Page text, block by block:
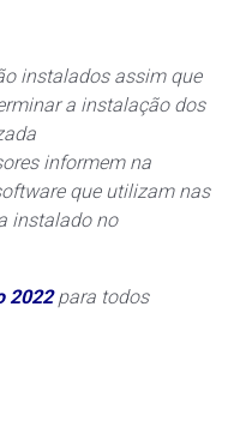
instalados assim que
a instalação dos
informem na
que utilizam nas
instalado no
2022para todos